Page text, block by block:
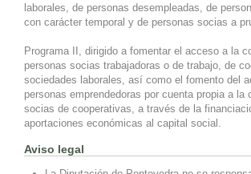
laborales, de personas desempleadas, de
con carácter temporal y de personas socias a
Programa II, dirigido a fomentar el acceso a la
personas socias trabajadoras o de trabajo, de
sociedades laborales, así como el fomento del
personas emprendedoras por cuenta propia a la
socias de cooperativas, a través de la
aportaciones económicas al capital social.
Aviso legal